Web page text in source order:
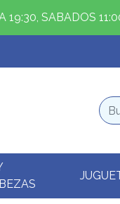
19:30, SABADOS